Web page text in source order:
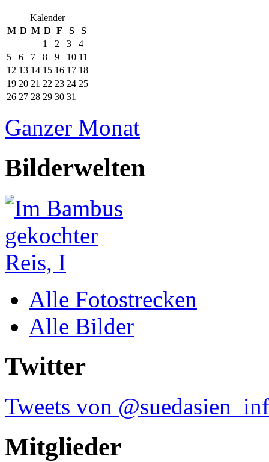
Kalender
M D M D F S
S
1
2 3
4
5
6 7 8 9 10 11
12 13 14 15 16 17 18
19 20 21 22 23 24 25
26 27 28 29 30 31
Ganzer Monat
Bilderwelten
Alle Fotostrecken
Alle Bilder
Twitter
Tweets von
Mitglieder